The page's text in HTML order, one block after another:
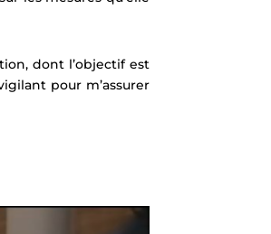
dont l’objectif est
pour m’assurer